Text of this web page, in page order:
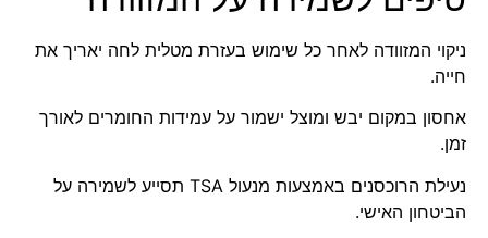
ניקוי המזוודה לאחר כל שימוש בעזרת מטלית לחה יאריך את
חייה.
אחסון במקום יבש ומוצל ישמור על עמידות החומרים לאורך
זמן.
נעילת הרוכסנים באמצעות מנעול TSA תסייע לשמירה על
הביטחון האישי.